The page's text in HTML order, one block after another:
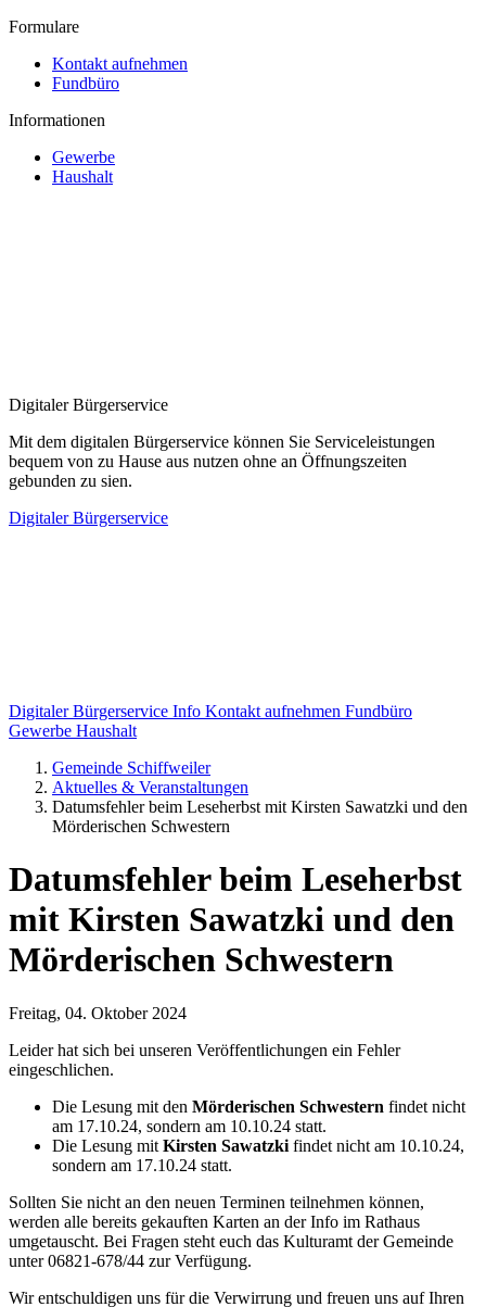
Formulare
Kontakt aufnehmen
Fundbüro
Informationen
Gewerbe
Haushalt
Digitaler Bürgerservice
Mit dem digitalen Bürgerservice können Sie Serviceleistungen
bequem von zu Hause aus nutzen ohne an Öffnungszeiten
gebunden zu sien.
Digitaler Bürgerservice
Digitaler Bürgerservice Info Kontakt aufnehmen Fundbüro
Gewerbe Haushalt
Gemeinde Schiffweiler
Aktuelles & Veranstaltungen
Datumsfehler beim Leseherbst mit Kirsten Sawatzki und den
Mörderischen Schwestern
Datumsfehler beim Leseherbst
mit Kirsten Sawatzki und den
Mörderischen Schwestern
Freitag, 04. Oktober 2024
Leider hat sich bei unseren Veröffentlichungen ein Fehler
eingeschlichen.
Die Lesung mit den Mörderischen Schwestern findet nicht
am 17.10.24, sondern am 10.10.24 statt.
Die Lesung mit Kirsten Sawatzki findet nicht am 10.10.24,
sondern am 17.10.24 statt.
Sollten Sie nicht an den neuen Terminen teilnehmen können,
werden alle bereits gekauften Karten an der Info im Rathaus
umgetauscht. Bei Fragen steht euch das Kulturamt der Gemeinde
unter 06821-678/44 zur Verfügung.
Wir entschuldigen uns für die Verwirrung und freuen uns auf Ihren